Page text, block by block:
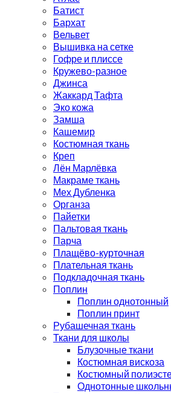
Батист
Бархат
Вельвет
Вышивка на сетке
Гофре и плиссе
Кружево-разное
Джинса
Жаккард Тафта
Эко кожа
Замша
Кашемир
Костюмная ткань
Креп
Лён Марлёвка
Макраме ткань
Мех Дубленка
Органза
Пайетки
Пальтовая ткань
Парча
Плащёво-курточная
Плательная ткань
Подкладочная ткань
Поплин
Поплин однотонный
Поплин принт
Рубашечная ткань
Ткани для школы
Блузочные ткани
Костюмная вискоза
Костюмный
Однотонные